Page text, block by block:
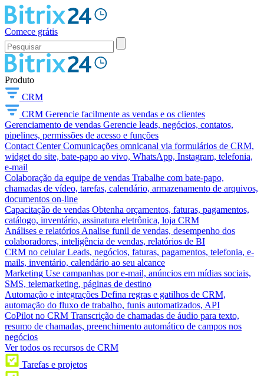
Comece grátis
Produto
CRM
CRM Gerencie facilmente as vendas e os clientes
Gerenciamento de vendas Gerencie leads, negócios, contatos,
pipelines, permissões de acesso e funções
Contact Center Comunicações omnicanal via formulários de CRM,
widget do site, bate-papo ao vivo, WhatsApp, Instagram, telefonia,
e-mail
Colaboração da equipe de vendas Trabalhe com bate-papo,
chamadas de vídeo, tarefas, calendário, armazenamento de arquivos,
documentos on-line
Capacitação de vendas Obtenha orçamentos, faturas, pagamentos,
catálogo, inventário, assinatura eletrônica, loja CRM
Análises e relatórios Analise funil de vendas, desempenho dos
colaboradores, inteligência de vendas, relatórios de BI
CRM no celular Leads, negócios, faturas, pagamentos, telefonia, e-
mails, inventário, calendário ao seu alcance
Marketing Use campanhas por e-mail, anúncios em mídias sociais,
SMS, telemarketing, páginas de destino
Automação e integrações Defina regras e gatilhos de CRM,
automação do fluxo de trabalho, funis automatizados, API
CoPilot no CRM Transcrição de chamadas de áudio para texto,
resumo de chamadas, preenchimento automático de campos nos
negócios
Ver todos os recursos de CRM
Tarefas e projetos